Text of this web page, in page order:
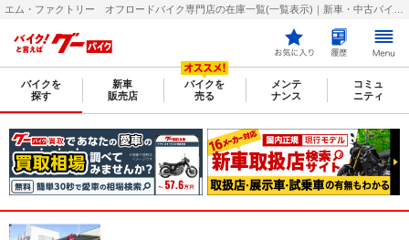
バイクを
探す
新車
販売店
バイクを
売る
メンテ
ナンス
コミュ
ニティ